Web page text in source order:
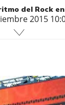
del Rock
2015